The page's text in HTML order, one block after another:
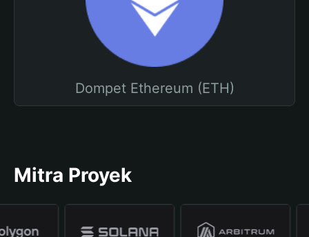
Dompet Ethereum (ETH)
Mitra Proyek